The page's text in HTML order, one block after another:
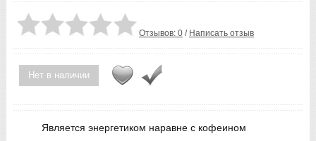
Отзывов: 0 / Написать отзыв
Нет в наличии
Является энергетиком наравне с кофеином